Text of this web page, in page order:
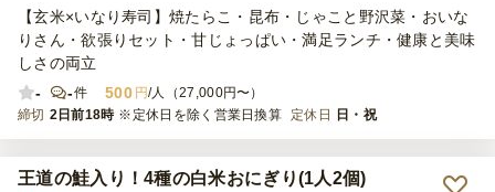
【玄米×いなり寿司】焼たらこ・昆布・じゃこと野沢菜・おいな
りさん・欲張りセット・甘じょっぱい・満足ランチ・健康と美味
しさの両立
-
-件 500 円/人（27,000円〜）
締切 2日前18時 ※定休日を除く営業日換算 定休日 日・祝
王道の鮭入り！4種の白米おにぎり(1人2個)